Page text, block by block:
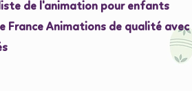
de l'animation pour enfants
France Animations de qualité avec